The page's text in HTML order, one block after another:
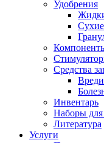
Удобрения
Сухие
Средства
Инвентарь
Наборы для
Литература
Услуги